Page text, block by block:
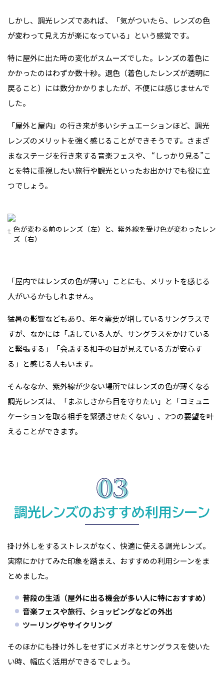
しかし、調光レンズであれば、「気がついたら、レンズの色
が変わって見え方が楽になっている」という感覚です。
特に屋外に出た時の変化がスムーズでした。レンズの着色に
かかったのはわずか数十秒。退色（着色したレンズが透明に
戻ること）には数分かかりましたが、不便には感じませんで
した。
「屋外と屋内」の行き来が多いシチュエーションほど、調光
レンズのメリットを強く感じることができそうです。さまざ
まなステージを行き来する音楽フェスや、 “しっかり見る”こ
とを特に重視したい旅行や観光といったお出かけでも役に立
つでしょう。
色が変わる前のレンズ（左）と、紫外線を受け色が変わったレン
ズ（右）
「屋内ではレンズの色が薄い」ことにも、メリットを感じる
人がいるかもしれません。
猛暑の影響などもあり、年々需要が増しているサングラスで
すが、なかには「話している人が、サングラスをかけている
と緊張する」「会話する相手の目が見えている方が安心す
る」と感じる人もいます。
そんななか、紫外線が少ない場所ではレンズの色が薄くなる
調光レンズは、「まぶしさから目を守りたい」と「コミュニ
ケーションを取る相手を緊張させたくない」、2つの要望を叶
えることができます。
調光レンズのおすすめ利用シーン
掛け外しをするストレスがなく、快適に使える調光レンズ。
実際にかけてみた印象を踏まえ、おすすめの利用シーンをま
とめました。
普段の生活（屋外に出る機会が多い人に特におすすめ）
音楽フェスや旅行、ショッピングなどの外出
ツーリングやサイクリング
そのほかにも掛け外しをせずにメガネとサングラスを使いた
い時、幅広く活用ができるでしょう。